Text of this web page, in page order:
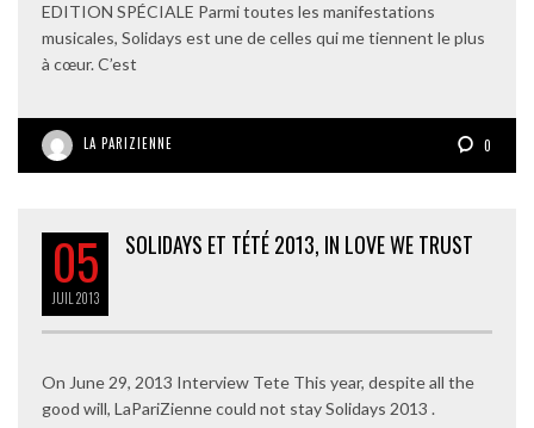
EDITION SPÉCIALE Parmi toutes les manifestations
musicales, Solidays est une de celles qui me tiennent le plus
à cœur. C’est
LA PARIZIENNE 0
05
JUIL 2013
SOLIDAYS ET TÉTÉ 2013, IN LOVE WE TRUST
On June 29, 2013 Interview Tete This year, despite all the
good will, LaPariZienne could not stay Solidays 2013 .